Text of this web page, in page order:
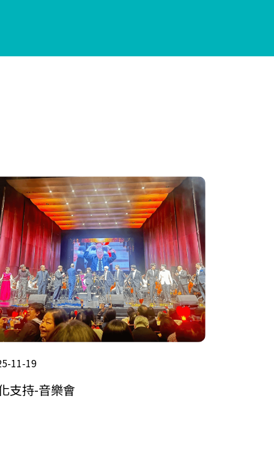
11-19
支持-音樂會